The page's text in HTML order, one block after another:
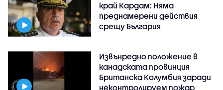
край Кардам: Няма
преднамерени действия
срещу България
Извънредно положение в
канадската провинция
Британска Колумбия заради
неконтролируем пожар